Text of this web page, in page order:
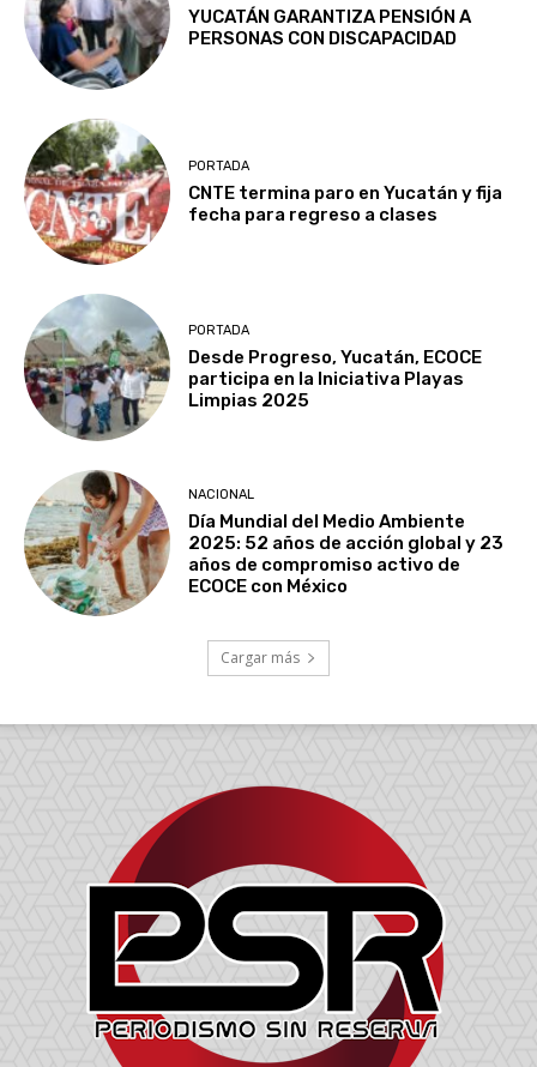
YUCATÁN GARANTIZA PENSIÓN A
PERSONAS CON DISCAPACIDAD
PORTADA
CNTE termina paro en Yucatán y fija
fecha para regreso a clases
PORTADA
Desde Progreso, Yucatán, ECOCE
participa en la Iniciativa Playas
Limpias 2025
NACIONAL
Día Mundial del Medio Ambiente
2025: 52 años de acción global y 23
años de compromiso activo de
ECOCE con México
Cargar más